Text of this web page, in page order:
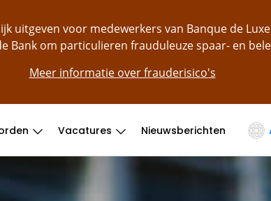
uitgeven voor medewerkers van Banque de
Bank om particulieren frauduleuze spaar- en
Meer informatie over frauderisico's
Vacatures Nieuwsberichten